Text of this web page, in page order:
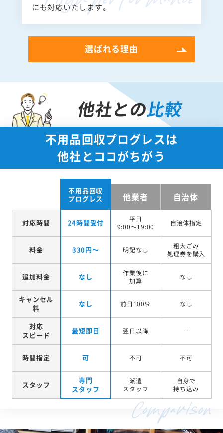
にも対応いたします。
選ばれる理由
他社との比較
不用品回収プログレスは
他社とココがちがう
不用品回収
プログレス
他業者 自治体
対応時間 24時間受付
平日
9:00～19:00
自治体指定
料金 330円～ 明記なし
粗大ごみ
処理券を購入
追加料金 なし
作業後に
加算
なし
キャンセル
料
なし 前日100％ なし
対応
スピード
最短即日 翌日以降 －
時間指定 可 不可 不可
スタッフ
専門
スタッフ
派遣
スタッフ
自身で
持ち込み